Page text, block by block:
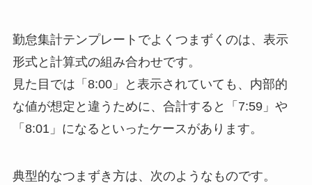
勤怠集計テンプレートでよくつまずくのは、表示
形式と計算式の組み合わせです。
見た目では「8:00」と表示されていても、内部的
な値が想定と違うために、合計すると「7:59」や
「8:01」になるといったケースがあります。
典型的なつまずき方は、次のようなものです。